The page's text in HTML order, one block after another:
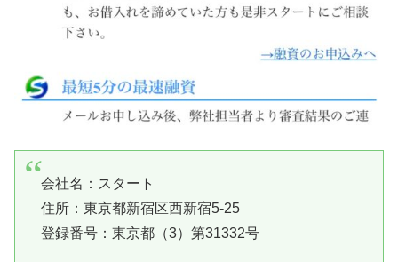
会社名： スタート
住所：東京都新宿区西新宿5-25
登録番号：東京都（3）第31332号